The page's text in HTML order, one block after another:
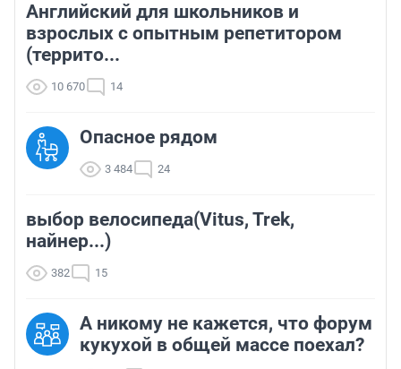
Английский для школьников и
взрослых с опытным репетитором
(террито...
10 670 14
Опасное рядом
3 484 24
выбор велосипеда(Vitus, Trek,
найнер...)
382 15
А никому не кажется, что форум
кукухой в общей массе поехал?